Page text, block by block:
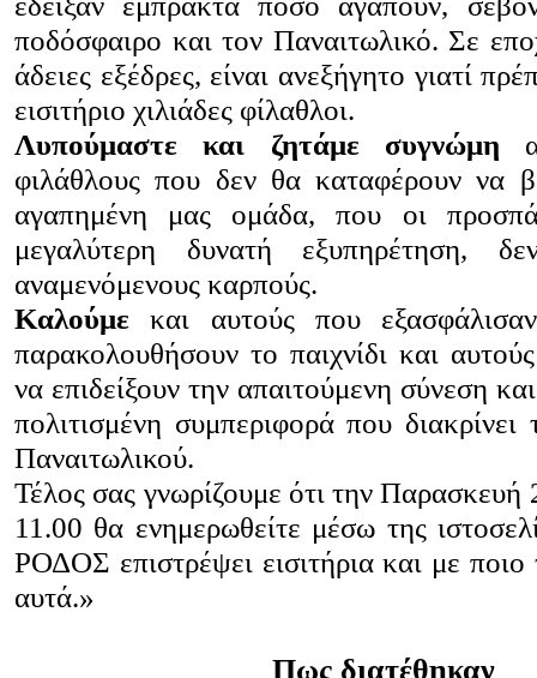
ποδόσφαιρο και τον Παναιτωλικό. Σε
άδειες εξέδρες, είναι ανεξήγητο γιατί
εισιτήριο χιλιάδες φίλαθλοι.
Λυπούμαστε και ζητάμε συγνώμη
φιλάθλους που δεν θα καταφέρουν να
αγαπημένη μας ομάδα, που οι
μεγαλύτερη δυνατή εξυπηρέτηση,
αναμενόμενους καρπούς.
Καλούμε και αυτούς που
παρακολουθήσουν το παιχνίδι και
να επιδείξουν την απαιτούμενη σύνεση
πολιτισμένη συμπεριφορά που διακρίνει
Παναιτωλικού.
Τέλος σας γνωρίζουμε ότι την
11.00 θα ενημερωθείτε μέσω της
ΡΟΔΟΣ επιστρέψει εισιτήρια και με ποιο
αυτά.»
Πως διατέθηκαν